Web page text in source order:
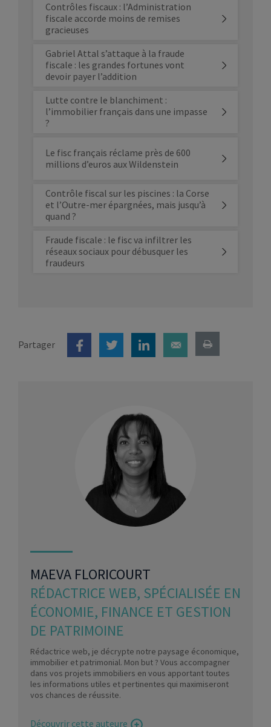
Contrôles fiscaux : l’Administration
fiscale accorde moins de remises
gracieuses
Gabriel Attal s’attaque à la fraude
fiscale : les grandes fortunes vont
devoir payer l’addition
Lutte contre le blanchiment :
l’immobilier français dans une impasse
?
Le fisc français réclame près de 600
millions d’euros aux Wildenstein
Contrôle fiscal sur les piscines : la Corse
et l’Outre-mer épargnées, mais jusqu’à
quand ?
Fraude fiscale : le fisc va infiltrer les
réseaux sociaux pour débusquer les
fraudeurs
Partager
MAEVA FLORICOURT
RÉDACTRICE WEB, SPÉCIALISÉE EN
ÉCONOMIE, FINANCE ET GESTION
DE PATRIMOINE
Rédactrice web, je décrypte notre paysage économique,
immobilier et patrimonial. Mon but ? Vous accompagner
dans vos projets immobiliers en vous apportant toutes
les informations utiles et pertinentes qui maximiseront
vos chances de réussite.
Découvrir cette auteure